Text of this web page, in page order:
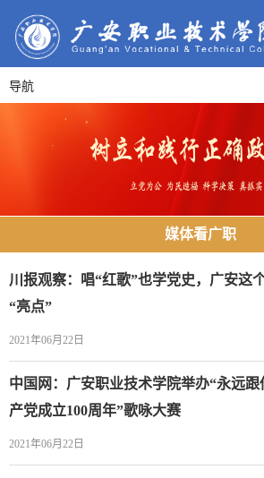
导航
媒体看广职
川报观察：唱“红歌”也学党史，广安这
“亮点”
2021年06月22日
中国网：广安职业技术学院举办“永远
产党成立100周年”歌咏大赛
2021年06月22日